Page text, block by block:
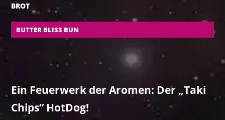
BROT
BUTTER BLISS BUN
Ein Feuerwerk der Aromen: Der „Taki
Chips“ HotDog!